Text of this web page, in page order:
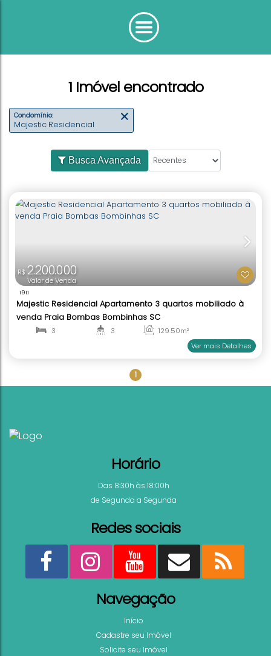
1 Imóvel encontrado
Condomínio:
Busca Avançada
2.200.000
Majestic Residencial Apartamento 3 quartos
1
Horário
Das 8:30h às 18:00h
de Segunda a Segunda
Redes sociais
Navegação
Início
Cadastre seu Imóvel
Solicite seu Imóvel